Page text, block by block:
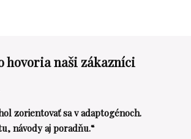
hovoria naši zákazníci
zorientovať sa v adaptogénoch.
návody aj poradňu.“